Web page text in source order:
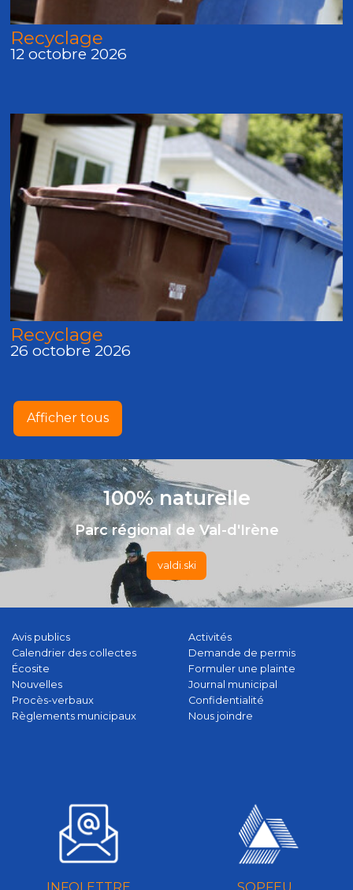
Recyclage
12 octobre 2026
Recyclage
26 octobre 2026
Afficher tous
100% naturelle
Parc régional de Val-d'Irène
valdi.ski
Avis publics
Calendrier des collectes
Écosite
Nouvelles
Procès-verbaux
Règlements municipaux
Activités
Demande de permis
Formuler une plainte
Journal municipal
Confidentialité
Nous joindre